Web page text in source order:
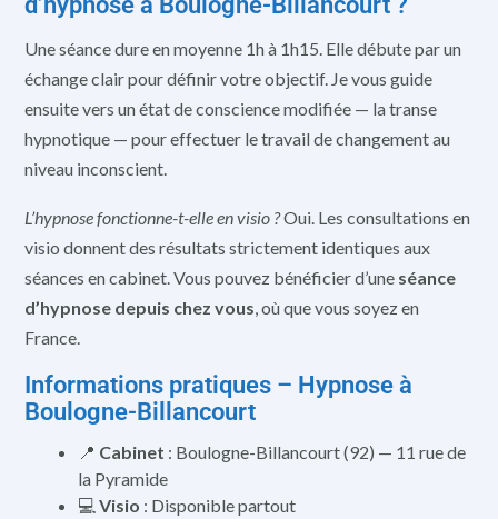
Une séance dure en moyenne 1h à 1h15. Elle débute par un
échange clair pour définir votre objectif. Je vous guide
ensuite vers un état de conscience modifiée — la transe
hypnotique — pour effectuer le travail de changement au
niveau inconscient.
L’hypnose fonctionne-t-elle en visio ?Oui. Les consultations en
visio donnent des résultats strictement identiques aux
séances en cabinet. Vous pouvez bénéficier d’une séance
d’hypnose depuis chez vous, où que vous soyez en
France.
Informations pratiques – Hypnose à
Boulogne-Billancourt
📍 Cabinet : Boulogne-Billancourt (92) — 11 rue de
la Pyramide
💻 Visio : Disponible partout